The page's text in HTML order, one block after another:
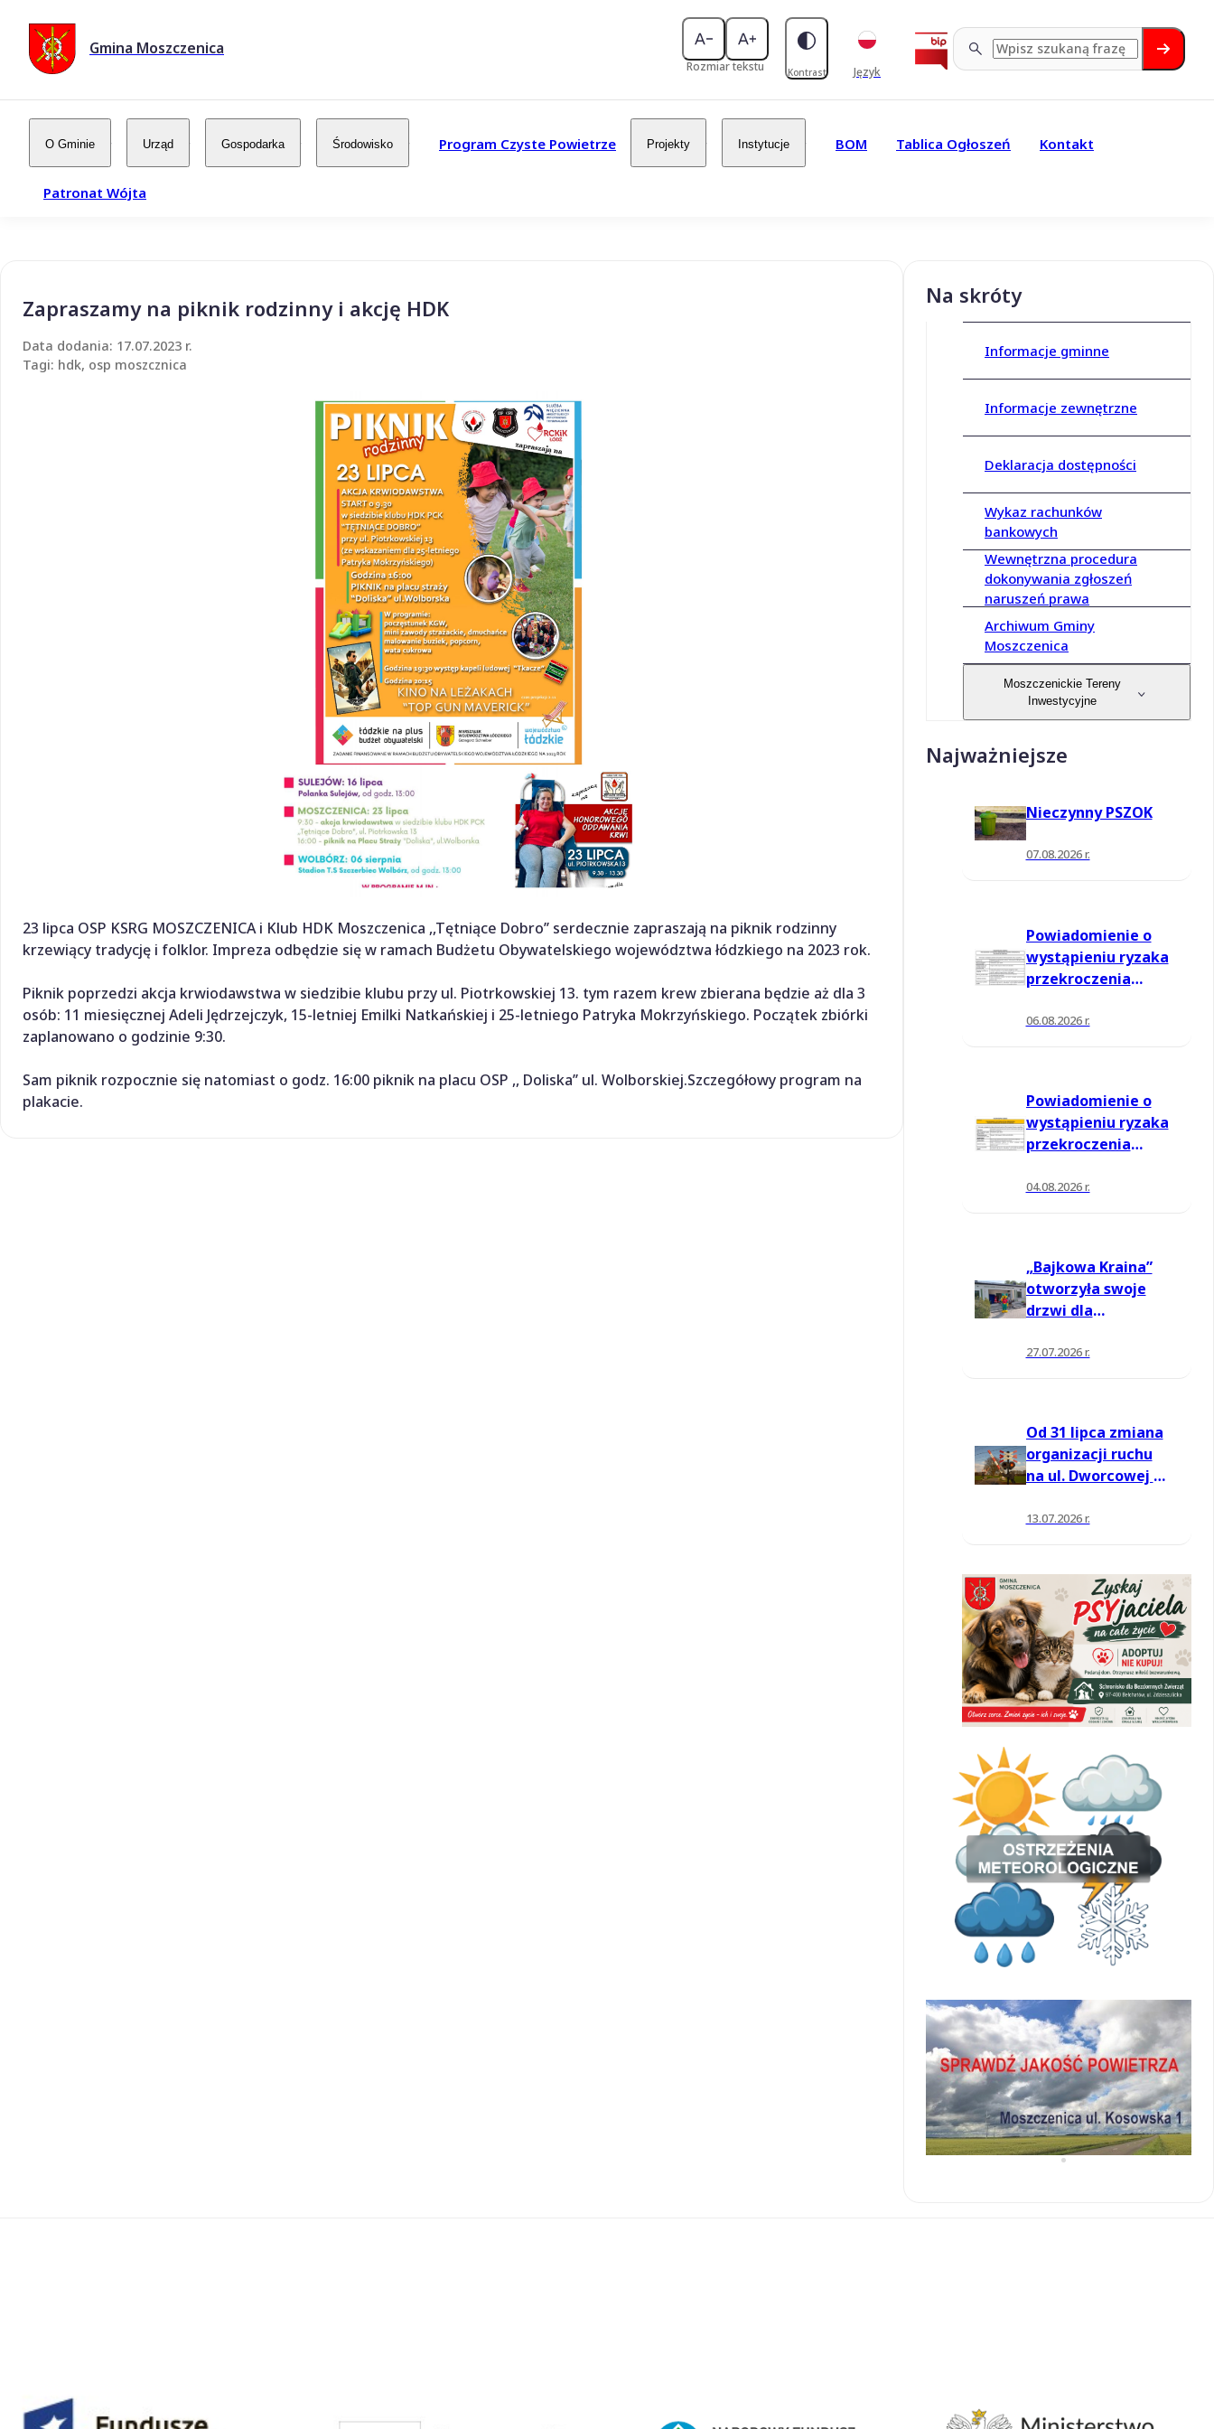
Gmina Moszczenica
Rozmiar tekstu Kontrast Język
O Gminie Urząd Gospodarka Środowisko Program Czyste Powietrze Projekty Instytucje BOM Tablica Ogłoszeń Kontakt
Patronat Wójta
Zapraszamy na piknik rodzinny i akcję HDK
Data dodania: 17.07.2023 r.
Tagi: hdk, osp moszcznica
23 lipca OSP KSRG MOSZCZENICA i Klub HDK Moszczenica ,,Tętniące Dobro’’ serdecznie zapraszają na piknik rodzinny
krzewiący tradycję i folklor. Impreza odbędzie się w ramach Budżetu Obywatelskiego województwa łódzkiego na 2023 rok.
Piknik poprzedzi akcja krwiodawstwa w siedzibie klubu przy ul. Piotrkowskiej 13. tym razem krew zbierana będzie aż dla 3
osób: 11 miesięcznej Adeli Jędrzejczyk, 15-letniej Emilki Natkańskiej i 25-letniego Patryka Mokrzyńskiego. Początek zbiórki
zaplanowano o godzinie 9:30.
Sam piknik rozpocznie się natomiast o godz. 16:00 piknik na placu OSP ,, Doliska’’ ul. Wolborskiej.Szczegółowy program na
plakacie.
Na skróty
Informacje gminne
Informacje zewnętrzne
Deklaracja dostępności
Wykaz rachunków
bankowych
Wewnętrzna procedura
dokonywania zgłoszeń
naruszeń prawa
Archiwum Gminy
Moszczenica
Moszczenickie Tereny
Inwestycyjne
Najważniejsze
Nieczynny PSZOK
07.08.2026 r.
Powiadomienie o
wystąpieniu ryzaka
przekroczenia
informowania dla
06.08.2026 r.
Powiadomienie o
wystąpieniu ryzaka
przekroczenia
informowania dla
04.08.2026 r.
„Bajkowa Kraina”
otworzyła swoje
drzwi dla
27.07.2026 r.
Od 31 lipca zmiana
organizacji ruchu
na ul. Dworcowej w
13.07.2026 r.